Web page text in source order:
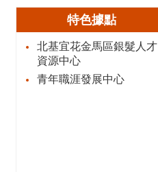
特色據點
北基宜花金馬區銀髮人才
資源中心
青年職涯發展中心